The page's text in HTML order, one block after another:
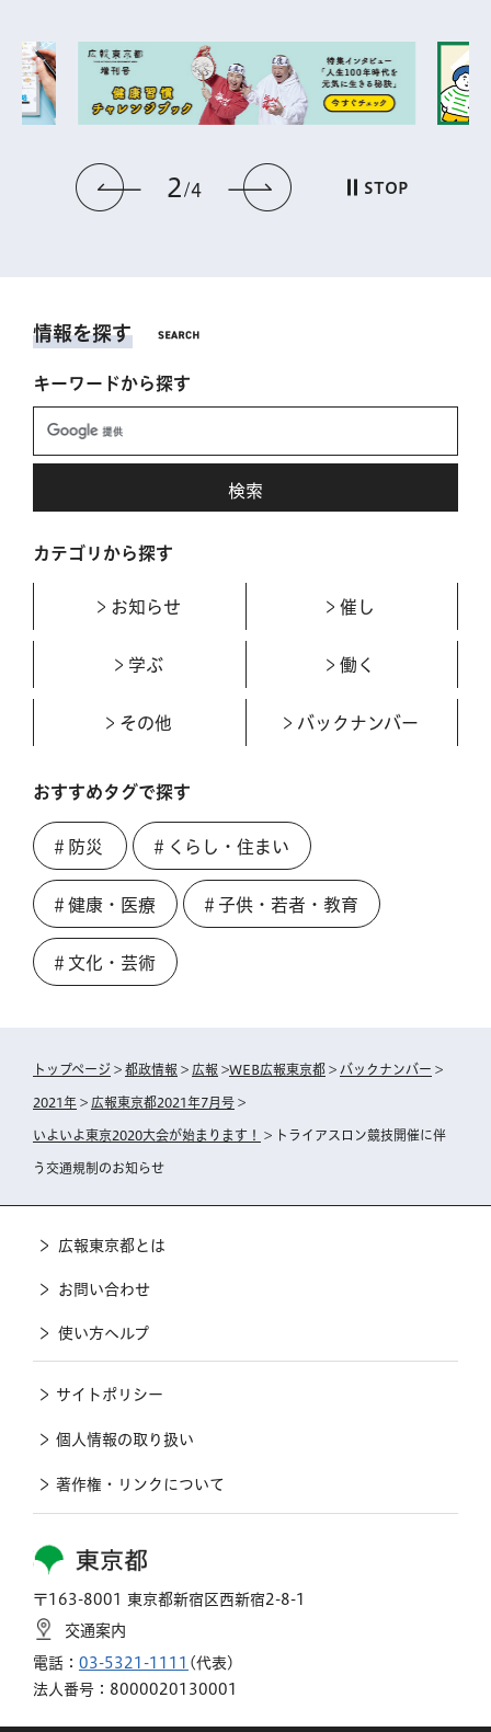
前のスライドを表示
2 4 次のスライドを表
STOP
情報を探す
キーワードから探す
カテゴリから探す
お知らせ 催し
学ぶ 働く
その他 バックナンバー
おすすめタグで探す
＃防災 ＃くらし・住まい
＃健康・医療 ＃子供・若者・教育
＃文化・芸術
トップページ > 都政情報 > 広報 >WEB広報東京都 > バックナンバー >
2021年 > 広報東京都2021年7月号 >
いよいよ東京2020大会が始まります！ > トライアスロン競技開催に伴
う交通規制のお知らせ
東京都
〒163-8001 東京都新宿区西新宿2-8-1
交通案内
電話： 03-5321-1111 (代表)
法人番号：8000020130001
広報東京都とは
お問い合わせ
使い方ヘルプ
サイトポリシー
個人情報の取り扱い
著作権・リンクについて